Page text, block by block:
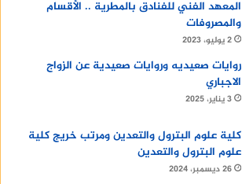
المعهد الفني للفنادق بالمطرية .. الأقسام
والمصروفات
2 يوليو، 2023
روايات صعيديه وروايات صعيدية عن الزواج
الاجباري
3 يناير، 2025
كلية علوم البترول والتعدين ومرتب خريج كلية
علوم البترول والتعدين
26 ديسمبر، 2024